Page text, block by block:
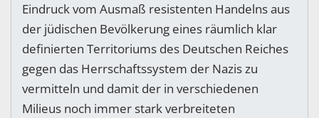
Eindruck vom Ausmaß resistenten Handelns aus
der jüdischen Bevölkerung eines räumlich klar
definierten Territoriums des Deutschen Reiches
gegen das Herrschaftssystem der Nazis zu
vermitteln und damit der in verschiedenen
Milieus noch immer stark verbreiteten